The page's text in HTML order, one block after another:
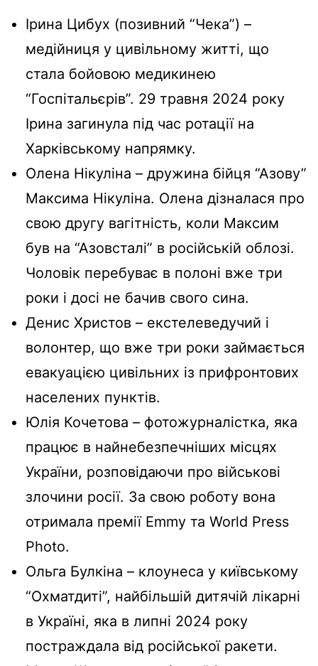
Ірина Цибух (позивний “Чека”) –
медійниця у цивільному житті, що
стала бойовою медикинею
“Госпітальєрів”. 29 травня 2024 року
Ірина загинула під час ротації на
Харківському напрямку.
Олена Нікуліна – дружина бійця “Азову”
Максима Нікуліна. Олена дізналася про
свою другу вагітність, коли Максим
був на “Азовсталі” в російській облозі.
Чоловік перебуває в полоні вже три
роки і досі не бачив свого сина.
Денис Христов – екстелеведучий і
волонтер, що вже три роки займається
евакуацією цивільних із прифронтових
населених пунктів.
Юлія Кочетова – фотожурналістка, яка
працює в найнебезпечніших місцях
України, розповідаючи про військові
злочини росії. За свою роботу вона
отримала премії Emmy та World Press
Photo.
Ольга Булкіна – клоунеса у київському
“Охматдиті”, найбільшій дитячій лікарні
в Україні, яка в липні 2024 року
постраждала від російської ракети.